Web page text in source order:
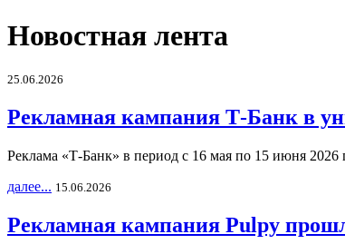
Новостная лента
25.06.2026
Рекламная кампания Т-Банк в
Реклама «Т-Банк» в период с 16 мая по 15 июня
далее... 15.06.2026
Рекламная кампания Pulpy